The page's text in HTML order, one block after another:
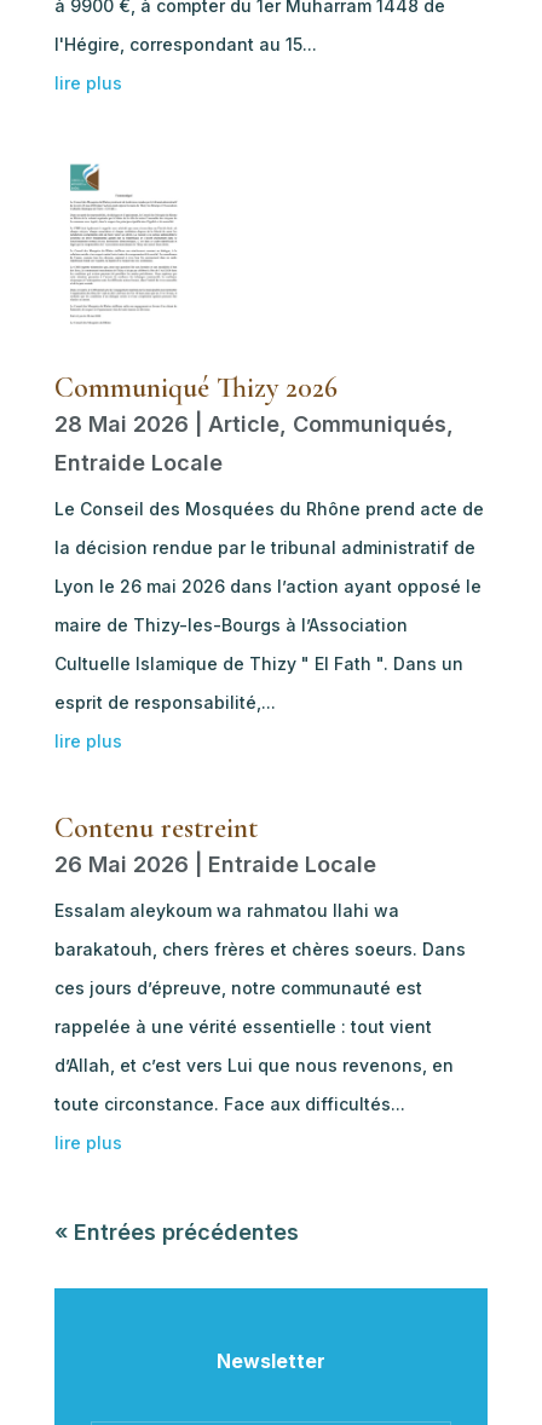
à 9900 €, à compter du 1er Muharram 1448 de
I'Hégire, correspondant au 15...
lire plus
Communiqué Thizy 2026
28 Mai 2026 Article, Communiqués
Entraide Locale
Le Conseil des Mosquées du Rhône prend acte de
la décision rendue par le tribunal administratif de
Lyon le 26 mai 2026 dans l’action ayant opposé le
maire de Thizy-les-Bourgs à l’Association
Cultuelle Islamique de Thizy " El Fath ". Dans un
esprit de responsabilité,...
lire plus
Contenu restreint
26 Mai 2026 Entraide Locale
Essalam aleykoum wa rahmatou llahi wa
barakatouh, chers frères et chères soeurs. Dans
ces jours d’épreuve, notre communauté est
rappelée à une vérité essentielle : tout vient
d’Allah, et c’est vers Lui que nous revenons, en
toute circonstance. Face aux difficultés...
lire plus
« Entrées précédentes
Newsletter